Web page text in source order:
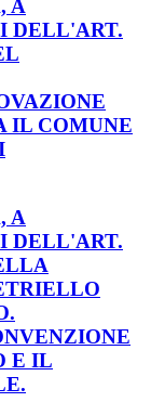
A
DELL'ART.
IL COMUNE
A
DELL'ART.
E IL